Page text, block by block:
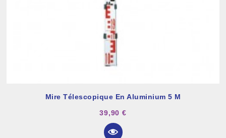
Mire Télescopique En Aluminium 5 M
39,90 €